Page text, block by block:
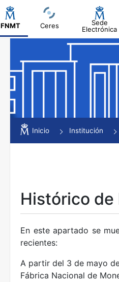
FNMT Ceres
Sede
Electrónica
Mostrar/Ocultar
Mostrar/Ocultar
Mostrar/Ocultar
Mostrar/Ocultar
Inicio Institución
Histórico
En este apartado se
recientes:
A partir del 3 de mayo
Fábrica Nacional de